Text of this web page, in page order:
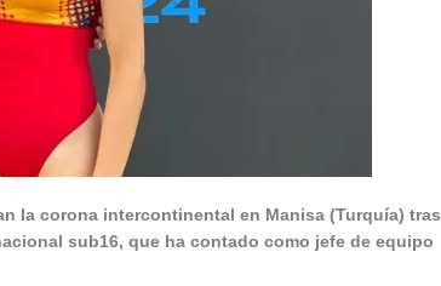
la corona intercontinental en Manisa (Turquía) tras
sub16, que ha contado como jefe de equipo